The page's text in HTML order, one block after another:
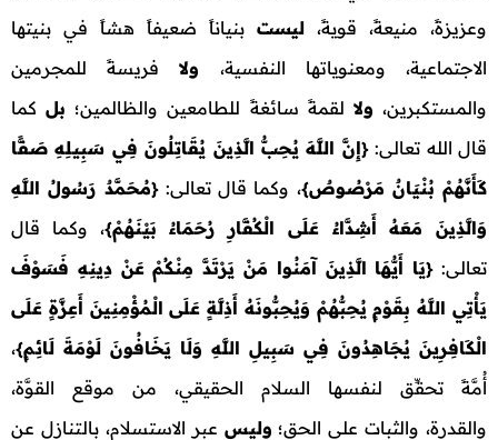
وعزيزةً، منيعةً، قويةً، ليستبنياناً ضعيفاً هشاً في بنيتها
الاجتماعية، ومعنوياتها النفسية،
ولافريسةً للمجرمين
والمستكبرين، ولالقمةً سائغةً للطامعين والظالمين؛ بلكما
قال الله تعالى: {إِنَّ اللَّهَ يُحِبُّ الَّذِينَ يُقَاتِلُونَ فِي سَبِيلِهِ صَفًّا
كَأَنَّهُمْ بُنْيَانٌ مَرْصُوصٌ}، وكما قال تعالى: {مُحَمَّدٌ رَسُولُ اللَّهِ
وَالَّذِينَ مَعَهُ أَشِدَّاءُ عَلَى الْكُفَّارِ رُحَمَاءُ بَيْنَهُمْ}، وكما قال
تعالى: {يَا أَيُّهَا الَّذِينَ آمَنُوا مَنْ يَرْتَدَّ مِنْكُمْ عَنْ دِينِهِ فَسَوْفَ
يَأْتِي اللَّهُ بِقَوْمٍ يُحِبُّهُمْ وَيُحِبُّونَهُ أَذِلَّةٍ عَلَى الْمُؤْمِنِينَ أَعِزَّةٍ عَلَى
الْكَافِرِينَ يُجَاهِدُونَ فِي سَبِيلِ اللَّهِ وَلَا يَخَافُونَ لَوْمَةَ لَائِمٍ}،
أُمَّةً تحقِّق لنفسها السلام الحقيقي، من موقع القوَّة،
والقدرة، والثبات على الحق؛ وليسعبر الاستسلام، بالتنازل عن